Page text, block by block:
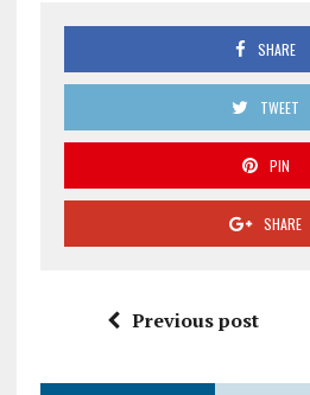
SHARE
TWEET
PIN
SHARE
Previous post